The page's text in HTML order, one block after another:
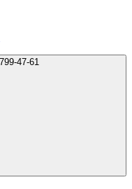
+7 (910) 799-47-61